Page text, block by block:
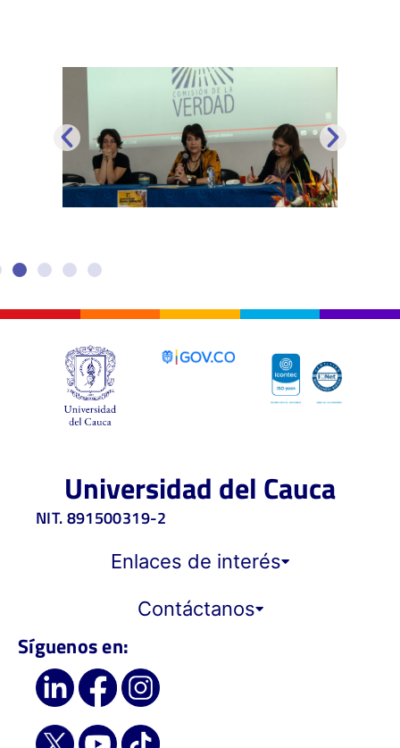
Universidad del Cauca
NIT. 891500319-2
Enlaces de interés
Contáctanos
Síguenos en: